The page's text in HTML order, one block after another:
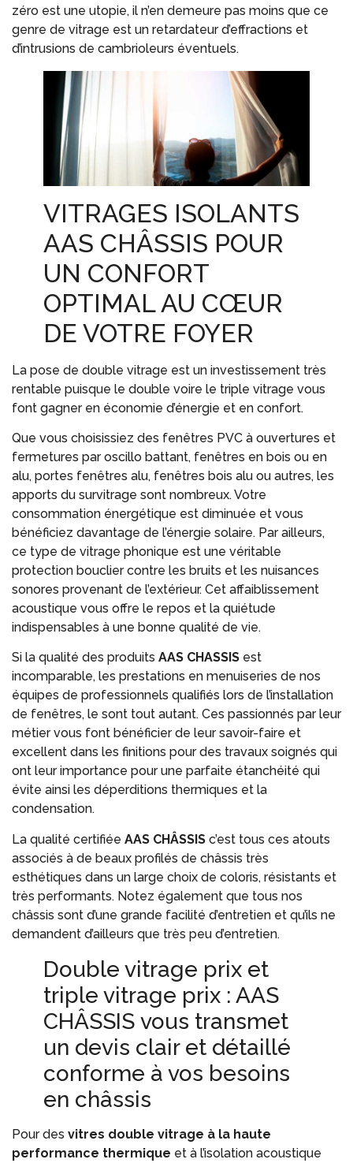
zéro est une utopie, il n’en demeure pas moins que ce
genre de vitrage est un retardateur d’effractions et
d’intrusions de cambrioleurs éventuels.
VITRAGES ISOLANTS
AAS CHÂSSIS POUR
UN CONFORT
OPTIMAL AU CŒUR
DE VOTRE FOYER
La pose de double vitrage est un investissement très
rentable puisque le double voire le triple vitrage vous
font gagner en économie d’énergie et en confort.
Que vous choisissiez des fenêtres PVC à ouvertures et
fermetures par oscillo battant, fenêtres en bois ou en
alu, portes fenêtres alu, fenêtres bois alu ou autres, les
apports du survitrage sont nombreux. Votre
consommation énergétique est diminuée et vous
bénéficiez davantage de l’énergie solaire. Par ailleurs,
ce type de vitrage phonique est une véritable
protection bouclier contre les bruits et les nuisances
sonores provenant de l’extérieur. Cet affaiblissement
acoustique vous offre le repos et la quiétude
indispensables à une bonne qualité de vie.
Si la qualité des produits AAS CHASSIS est
incomparable, les prestations en menuiseries de nos
équipes de professionnels qualifiés lors de l’installation
de fenêtres, le sont tout autant. Ces passionnés par leur
métier vous font bénéficier de leur savoir-faire et
excellent dans les finitions pour des travaux soignés qui
ont leur importance pour une parfaite étanchéité qui
évite ainsi les déperditions thermiques et la
condensation.
La qualité certifiée AAS CHÂSSIS c’est tous ces atouts
associés à de beaux profilés de châssis très
esthétiques dans un large choix de coloris, résistants et
très performants. Notez également que tous nos
châssis sont d’une grande facilité d’entretien et qu’ils ne
demandent d’ailleurs que très peu d’entretien.
Double vitrage prix et
triple vitrage prix : AAS
CHÂSSIS vous transmet
un devis clair et détaillé
conforme à vos besoins
en châssis
Pour des vitres double vitrage à la haute
performance thermique et à l’isolation acoustique